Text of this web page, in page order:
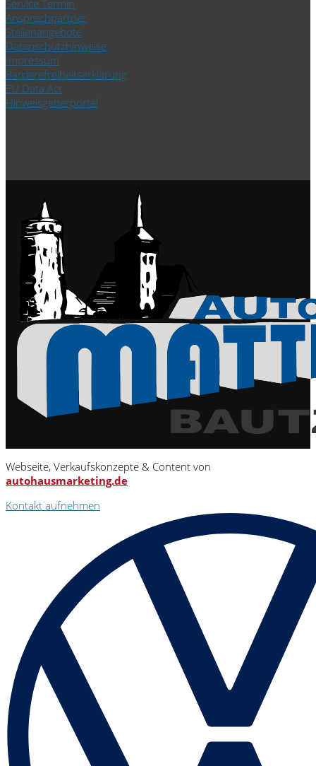
Service Termin
Ansprechpartner
Stellenangebote
Datenschutzhinweise
Impressum
Barrierefreiheitserklärung
EU Data Act
Hinweisgeberportal
Webseite, Verkaufskonzepte & Content von
autohausmarketing.de
Kontakt aufnehmen